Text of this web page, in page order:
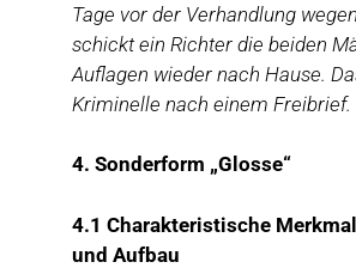
Tage vor der Verhandlung
schickt ein Richter die beiden
Auflagen wieder nach Hause.
Kriminelle nach einem Freibrief.
4. Sonderform „Glosse“
4.1 Charakteristische
und Aufbau